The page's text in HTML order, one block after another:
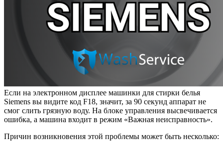
Если на электронном дисплее машинки для стирки белья
Siemens вы видите код F18, значит, за 90 секунд аппарат не
смог слить грязную воду. На блоке управления высвечивается
ошибка, а машина входит в режим «Важная неисправность».
Причин возникновения этой проблемы может быть несколько: